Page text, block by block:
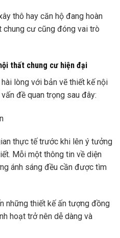
thô hay căn hộ đang hoàn
cư cũng đóng vai trò
thất chung cư hiện đại
lòng với bản vẽ thiết kế nội
đề quan trọng sau đây:
thực tế trước khi lên ý tưởng
Mỗi một thông tin về diện
ánh sáng đều cần được tìm
những thiết kế ấn tượng đồng
hoạt trở nên dễ dàng và